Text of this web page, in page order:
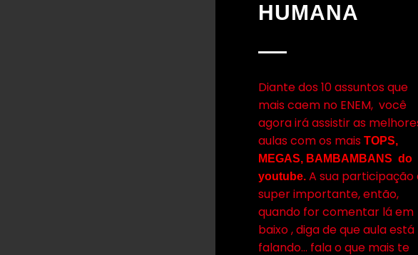
HUMANA
Diante dos 10 assuntos que
mais caem no ENEM, você
agora irá assistir as
aulas com os maisTOPS,
MEGAS, BAMBAMBANS do
youtube. A sua participação
super importante, então,
quando for comentar lá em
baixo , diga de que aula está
falando… fala o que mais te